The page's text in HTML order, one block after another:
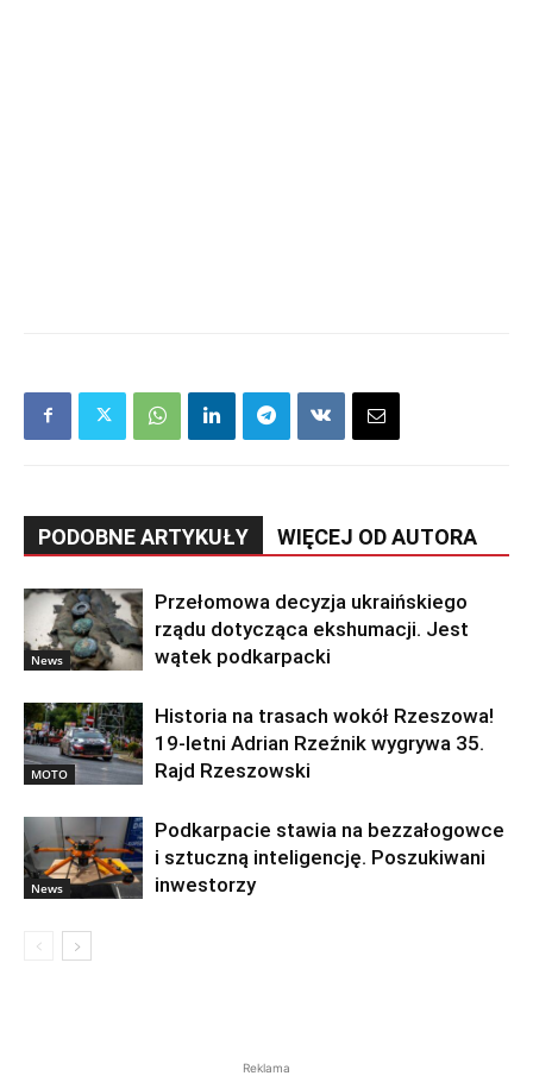
PODOBNE ARTYKUŁY WIĘCEJ OD AUTORA
News
Przełomowa decyzja ukraińskiego
rządu dotycząca ekshumacji. Jest
wątek podkarpacki
MOTO
Historia na trasach wokół Rzeszowa!
19-letni Adrian Rzeźnik wygrywa 35.
Rajd Rzeszowski
News
Podkarpacie stawia na bezzałogowce
i sztuczną inteligencję. Poszukiwani
inwestorzy
Reklama